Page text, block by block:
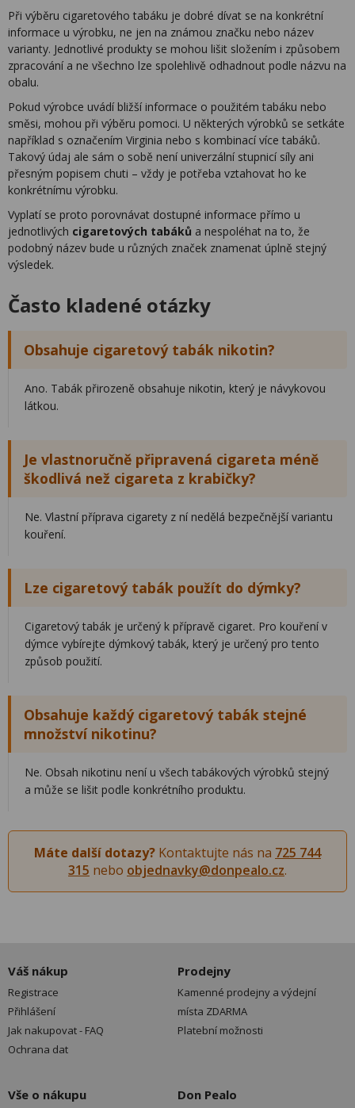
Při výběru cigaretového tabáku je dobré dívat se na konkrétní
informace u výrobku, ne jen na známou značku nebo název
varianty. Jednotlivé produkty se mohou lišit složením i způsobem
zpracování a ne všechno lze spolehlivě odhadnout podle názvu na
obalu.
Pokud výrobce uvádí bližší informace o použitém tabáku nebo
směsi, mohou při výběru pomoci. U některých výrobků se setkáte
například s označením Virginia nebo s kombinací více tabáků.
Takový údaj ale sám o sobě není univerzální stupnicí síly ani
přesným popisem chuti – vždy je potřeba vztahovat ho ke
konkrétnímu výrobku.
Vyplatí se proto porovnávat dostupné informace přímo u
jednotlivých cigaretových tabáků a nespoléhat na to, že
podobný název bude u různých značek znamenat úplně stejný
výsledek.
Často kladené otázky
Obsahuje cigaretový tabák nikotin?
Ano. Tabák přirozeně obsahuje nikotin, který je návykovou
látkou.
Je vlastnoručně připravená cigareta méně
škodlivá než cigareta z krabičky?
Ne. Vlastní příprava cigarety z ní nedělá bezpečnější variantu
kouření.
Lze cigaretový tabák použít do dýmky?
Cigaretový tabák je určený k přípravě cigaret. Pro kouření v
dýmce vybírejte dýmkový tabák, který je určený pro tento
způsob použití.
Obsahuje každý cigaretový tabák stejné
množství nikotinu?
Ne. Obsah nikotinu není u všech tabákových výrobků stejný
a může se lišit podle konkrétního produktu.
Máte další dotazy? Kontaktujte nás na 725 744
315 nebo objednavky@donpealo.cz.
Váš nákup
Registrace
Přihlášení
Jak nakupovat - FAQ
Ochrana dat
Prodejny
Kamenné prodejny a výdejní
místa ZDARMA
Platební možnosti
Vše o nákupu Don Pealo